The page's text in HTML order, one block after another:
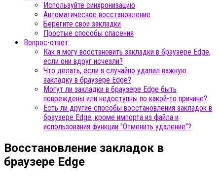
Используйте синхронизацию
Автоматическое восстановление
Берегите свои закладки
Простые способы спасения
Вопрос-ответ:
Как я могу восстановить закладки в браузере Edge,
если они вдруг исчезли?
Что делать, если я случайно удалил важную
закладку в браузере Edge?
Могут ли закладки в браузере Edge быть
повреждены или недоступны по какой-то причине?
Есть ли другие способы восстановления закладок в
браузере Edge, кроме импорта из файла и
использования функции "Отменить удаление"?
Восстановление закладок в
браузере Edge